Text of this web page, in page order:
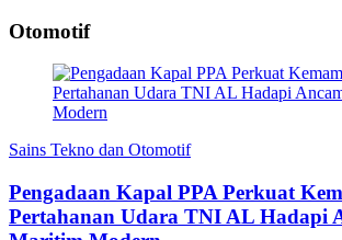
Otomotif
Sains Tekno dan Otomotif
Pengadaan Kapal PPA Perkuat
Pertahanan Udara TNI AL Hadapi